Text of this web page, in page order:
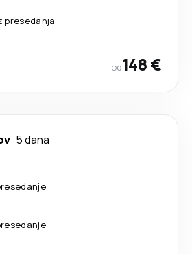
presedanja
od148 €
5 dana